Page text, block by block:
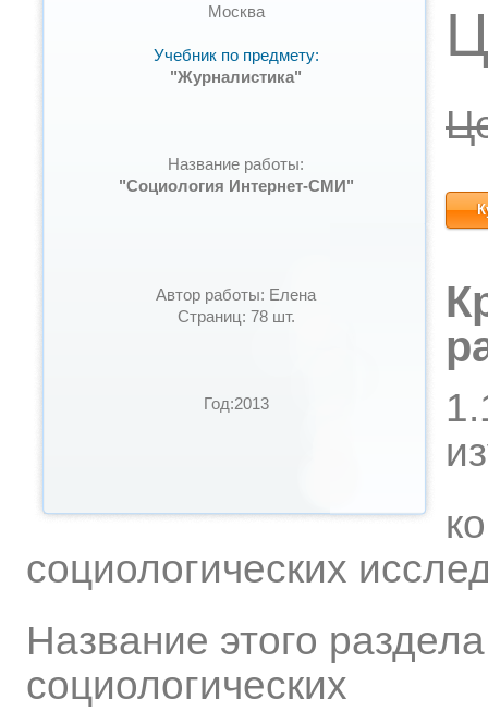
Москва
Учебник по предмету:
"Журналистика"
Название работы:
"Социология Интернет-СМИ"
Автор работы: Елена
Страниц: 78 шт.
Год:2013
социологических
Название этого
социологических